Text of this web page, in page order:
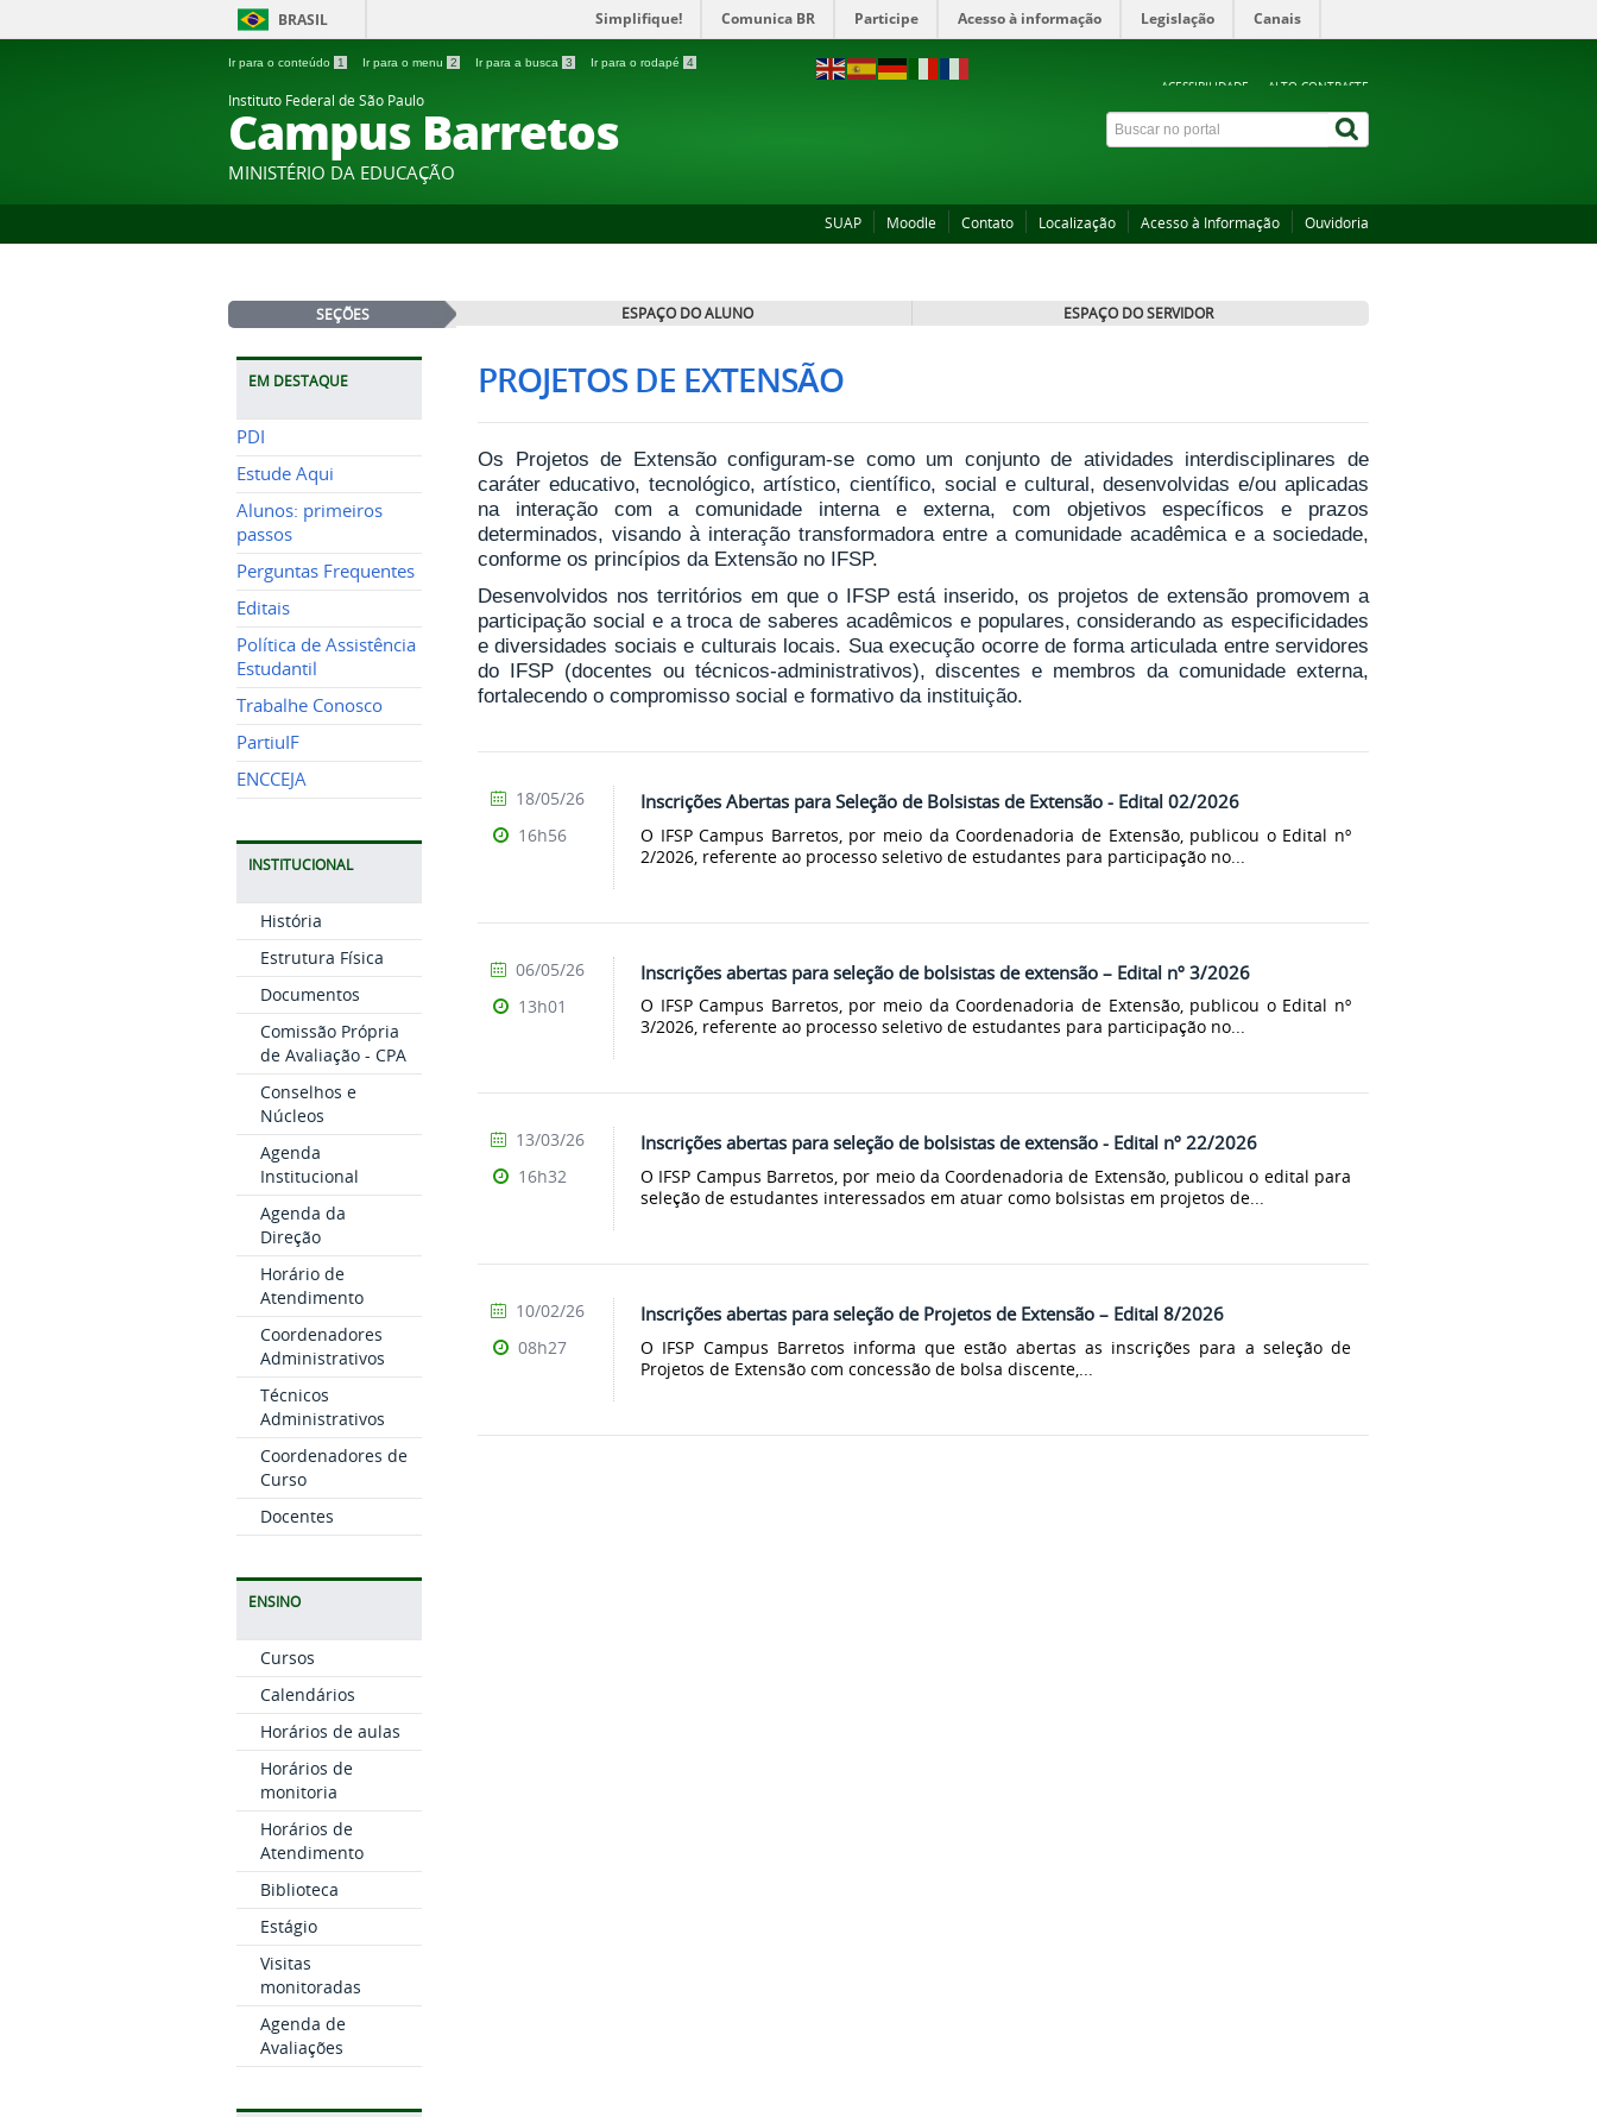
BRASIL Simplifique! Comunica BR Participe Acesso à informação Legislação Canais
Ir para o conteúdo 1 Ir para o menu 2 Ir para a busca 3 Ir para o rodapé 4
ACESSIBILIDADE ALTO CONTRASTE
Instituto Federal de São Paulo
Campus Barretos
MINISTÉRIO DA EDUCAÇÃO
SUAP Moodle Contato Localização Acesso à Informação Ouvidoria
SEÇÕES ESPAÇO DO ALUNO ESPAÇO DO SERVIDOR
EM DESTAQUE
PDI
Estude Aqui
Alunos: primeiros
passos
Perguntas Frequentes
Editais
Política de Assistência
Estudantil
Trabalhe Conosco
PartiuIF
ENCCEJA
INSTITUCIONAL
História
Estrutura Física
Documentos
Comissão Própria
de Avaliação - CPA
Conselhos e
Núcleos
Agenda
Institucional
Agenda da
Direção
Horário de
Atendimento
Coordenadores
Administrativos
Técnicos
Administrativos
Coordenadores de
Curso
Docentes
ENSINO
Cursos
Calendários
Horários de aulas
Horários de
monitoria
Horários de
Atendimento
Biblioteca
Estágio
Visitas
monitoradas
Agenda de
Avaliações
PROJETOS DE EXTENSÃO
Os Projetos de Extensão configuram-se como um conjunto de atividades interdisciplinares de
caráter educativo, tecnológico, artístico, científico, social e cultural, desenvolvidas e/ou aplicadas
na interação com a comunidade interna e externa, com objetivos específicos e prazos
determinados, visando à interação transformadora entre a comunidade acadêmica e a sociedade,
conforme os princípios da Extensão no IFSP.
Desenvolvidos nos territórios em que o IFSP está inserido, os projetos de extensão promovem a
participação social e a troca de saberes acadêmicos e populares, considerando as especificidades
e diversidades sociais e culturais locais. Sua execução ocorre de forma articulada entre servidores
do IFSP (docentes ou técnicos-administrativos), discentes e membros da comunidade externa,
fortalecendo o compromisso social e formativo da instituição.
Inscrições Abertas para Seleção de Bolsistas de Extensão - Edital 02/2026
O IFSP Campus Barretos, por meio da Coordenadoria de Extensão, publicou o Edital nº
2/2026, referente ao processo seletivo de estudantes para participação no...
18/05/26
16h56
Inscrições abertas para seleção de bolsistas de extensão – Edital nº 3/2026
O IFSP Campus Barretos, por meio da Coordenadoria de Extensão, publicou o Edital nº
3/2026, referente ao processo seletivo de estudantes para participação no...
06/05/26
13h01
Inscrições abertas para seleção de bolsistas de extensão - Edital nº 22/2026
O IFSP Campus Barretos, por meio da Coordenadoria de Extensão, publicou o edital para
seleção de estudantes interessados em atuar como bolsistas em projetos de...
13/03/26
16h32
Inscrições abertas para seleção de Projetos de Extensão – Edital 8/2026
O IFSP Campus Barretos informa que estão abertas as inscrições para a seleção de
Projetos de Extensão com concessão de bolsa discente,...
10/02/26
08h27